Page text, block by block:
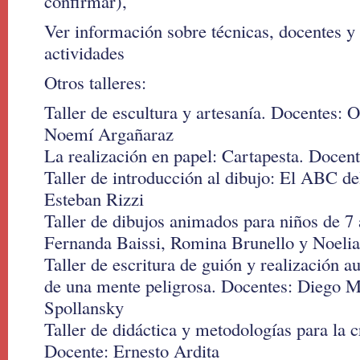
Ver información sobre técnicas, docentes
actividades
Otros talleres:
Taller de escultura y artesanía. Docentes:
Noemí Argañaraz
La realización en papel: Cartapesta.
Taller de introducción al dibujo: El ABC
Esteban Rizzi
Taller de dibujos animados para niños de 7
Fernanda Baissi, Romina Brunello y
Taller de escritura de guión y realización
de una mente peligrosa. Docentes: Diego
Spollansky
Taller de didáctica y metodologías para la
Docente: Ernesto Ardita